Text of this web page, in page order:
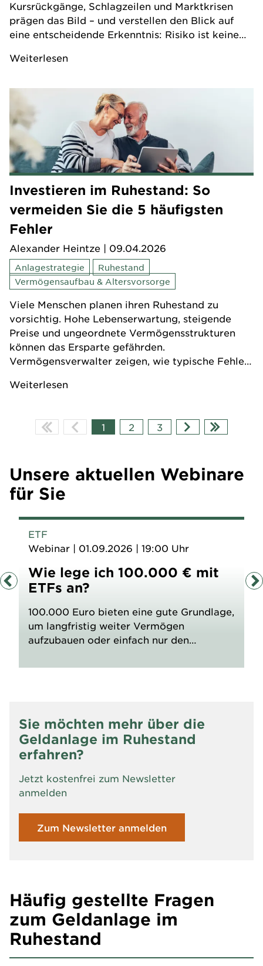
Kursrückgänge, Schlagzeilen und Marktkrisen
prägen das Bild – und verstellen den Blick auf
eine entscheidende Erkenntnis: Risiko ist keine
Anlagehorizont. Wer das berücksichtigt, kann
noch zwanzig Jahre bis zum Ruhestand hat oder
bereits mittendrin ist.
Weiterlesen
Investieren im Ruhestand: So
vermeiden Sie die 5 häufigsten
Fehler
Alexander Heintze | 09.04.2026
Anlagestrategie
Ruhestand
Vermögensaufbau & Altersvorsorge
Viele Menschen planen ihren Ruhestand zu
vorsichtig. Hohe Lebenserwartung, steigende
Preise und ungeordnete Vermögensstrukturen
können das Ersparte gefährden.
Vermögensverwalter zeigen, wie typische Fehler
Weiterlesen
1 2 3
Unsere aktuellen Webinare
für Sie
ETF
Webinar | 01.09.2026 | 19:00 Uhr
Wie lege ich 100.000 € mit
ETFs an?
100.000 Euro bieten eine gute Grundlage,
um langfristig weiter Vermögen
aufzubauen oder einfach nur den
richtige Strategie entscheidet darüber, ob
echte Renditekraft? Wie sieht eine kluge
Streuung aus, die Chancen nutzt, ohne
unnötige Risiken aufzubauen? Und welche
dann standhält, wenn die Märkte
schwanken oder Trends kippen?
Sie möchten mehr über die
Geldanlage im Ruhestand
erfahren?
Jetzt kostenfrei zum Newsletter
anmelden
Zum Newsletter anmelden
Häufig gestellte Fragen
zum Geldanlage im
Ruhestand